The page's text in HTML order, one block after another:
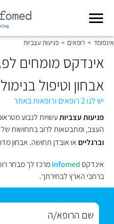
אינפומד > רופאים > פגיעות עצביות
אינדקס מומחים
אבחון וטיפול
יש לנו 2 רופאים ורופאות באתר
פגיעות עצביותעשויות לנבוע
העצב, ומתבטאות לרוב בתחושות של
וברגליים או אובדן תחושה. אבחון
אינדקס Infomed
מרכז לך מבחר
ברחבי הארץ לבחירתך.